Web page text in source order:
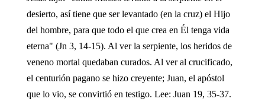
desierto, así tiene que ser levantado (en la cruz) el Hijo
del hombre, para que todo el que crea en Él tenga vida
eterna" (Jn 3, 14-15). Al ver la serpiente, los heridos de
veneno mortal quedaban curados. Al ver al crucificado,
el centurión pagano se hizo creyente; Juan, el apóstol
que lo vio, se convirtió en testigo. Lee: Juan 19, 35-37.